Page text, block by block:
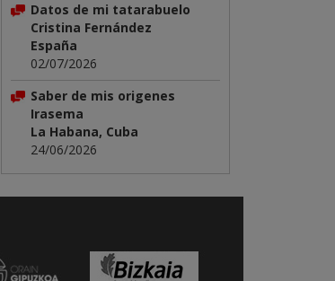
Datos de mi tatarabuelo
Cristina Fernández
España
02/07/2026
Saber de mis origenes
Irasema
La Habana, Cuba
24/06/2026